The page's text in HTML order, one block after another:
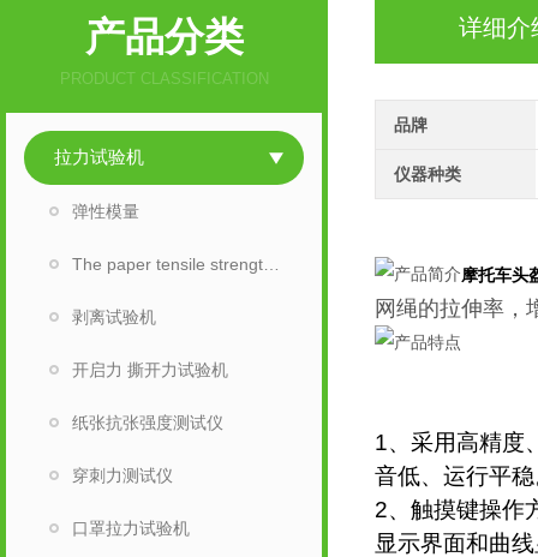
详细介
品牌
仪器种类
摩托车头
网绳的拉伸率，
1、采用高精度
音低、运行平
2、触摸键操作
显示界面和曲
产品分类
PRODUCT CLASSIFICATION
拉力试验机
弹性模量
剥离试验机
开启力 撕开力试验机
纸张抗张强度测试仪
穿刺力测试仪
口罩拉力试验机